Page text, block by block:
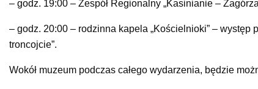
– godz. 19:00 – Zespół Regionalny „Kasinianie –
– godz. 20:00 – rodzinna kapela „Kościelnioki” –
troncojcie”.
Wokół muzeum podczas całego wydarzenia, będzie